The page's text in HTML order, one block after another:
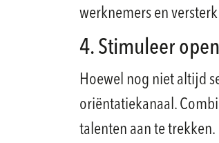
werknemers en
4. Stimuleer
Hoewel nog niet altijd
oriëntatiekanaal.
talenten aan te trekken.